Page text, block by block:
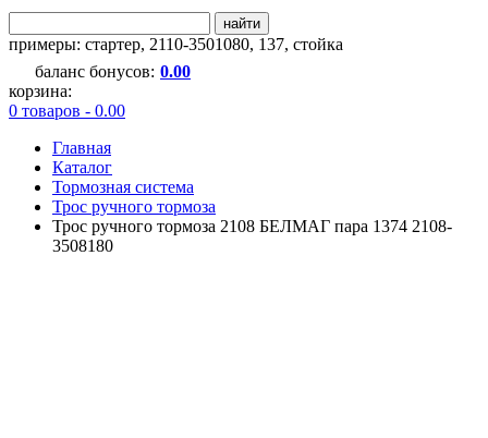
найти
примеры: стартер, 2110-3501080, 137, стойка
баланс бонусов: 0.00
корзина:
0 товаров - 0.00
Главная
Каталог
Тормозная система
Трос ручного тормоза
Трос ручного тормоза 2108 БЕЛМАГ пара 1374 2108-
3508180